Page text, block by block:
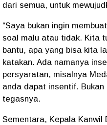
dari semua, untuk
“Saya bukan ingin
soal malu atau tidak. Kita
bantu, apa yang bisa kita
katakan. Ada namanya
persyaratan, misalnya
anda dapat insentif. Bukan
tegasnya.
Sementara, Kepala Kanwil